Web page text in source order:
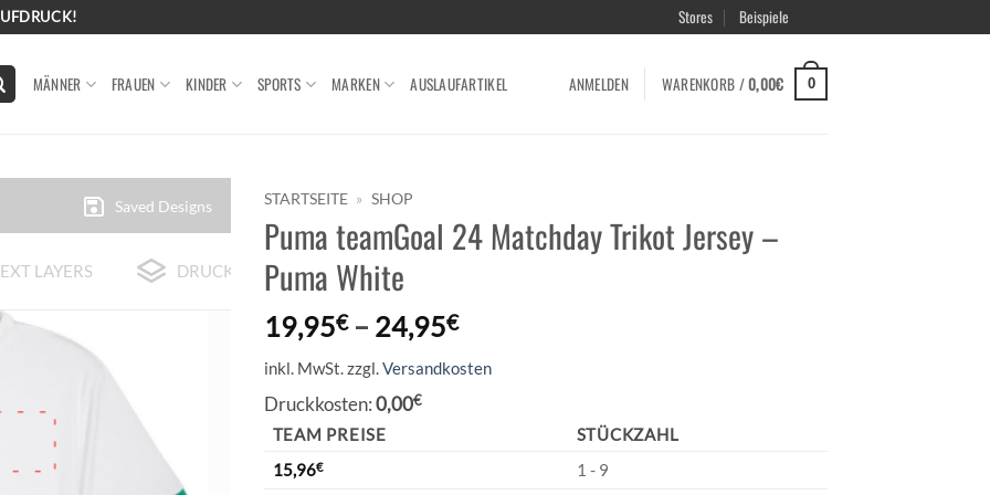
Stores Beispiele
MÄNNER FRAUEN KINDER SPORTS MARKEN AUSLAUFARTIKEL ANMELDEN WARENKORB /0,00€ 0
Saved Designs
LAYERS DRUCK-BEISPIELE
STARTSEITE » SHOP
Puma teamGoal 24 Matchday Trikot Jersey –
Puma White
19,95€– 24,95€
inkl. MwSt.zzgl.Versandkosten
Druckkosten:0,00€
TEAM PREISE
STÜCKZAHL
15,96€
1 - 9